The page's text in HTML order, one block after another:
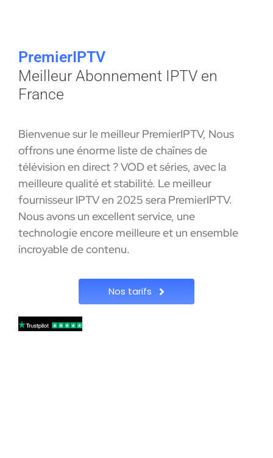
PremierIPTV
Meilleur Abonnement IPTV en
France
Bienvenue sur le meilleur PremierIPTV, Nous
offrons une énorme liste de chaînes de
télévision en direct ? VOD et séries, avec la
meilleure qualité et stabilité. Le meilleur
fournisseur IPTV en 2025 sera PremierIPTV.
Nous avons un excellent service, une
technologie encore meilleure et un ensemble
incroyable de contenu.
Nos tarifs